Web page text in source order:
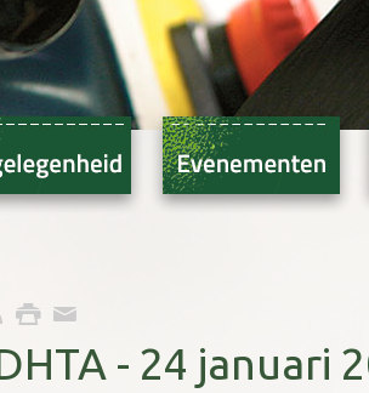
- 24 januari